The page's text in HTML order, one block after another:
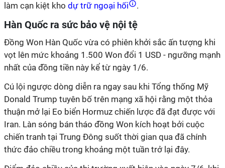
làm cạn kiệt kho dự trữ ngoại hối .
Hàn Quốc ra sức bảo vệ nội tệ
Đồng Won Hàn Quốc vừa có phiên khởi sắc ấn tượng khi
vọt lên mức khoảng 1.500 Won đổi 1 USD - ngưỡng mạnh
nhất của đồng tiền này kể từ ngày 1/6.
Cú lội ngược dòng diễn ra ngay sau khi Tổng thống Mỹ
Donald Trump tuyên bố trên mạng xã hội rằng một thỏa
thuận mở lại Eo biển Hormuz chiến lược đã đạt được với
Iran. Làn sóng bán tháo đồng Won kích hoạt bởi cuộc
chiến tranh tại Trung Đông suốt thời gian qua đã chính
thức đảo chiều trong khoảng một tuần trở lại đây.